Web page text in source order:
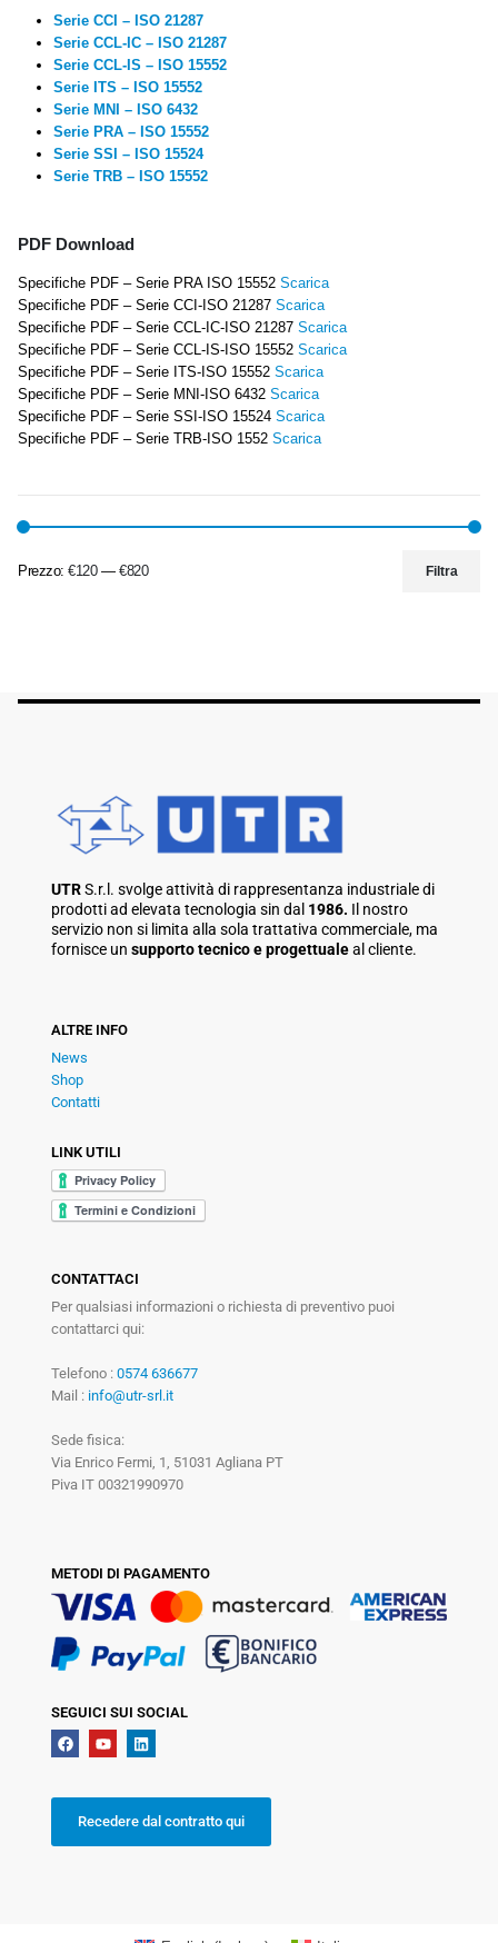
Serie CCI – ISO 21287
Serie CCL-IC – ISO 21287
Serie CCL-IS – ISO 15552
Serie ITS – ISO 15552
Serie MNI – ISO 6432
Serie PRA – ISO 15552
Serie SSI – ISO 15524
Serie TRB – ISO 15552
PDF Download
Specifiche PDF – Serie PRA ISO 15552 Scarica
Specifiche PDF – Serie CCI-ISO 21287 Scarica
Specifiche PDF – Serie CCL-IC-ISO 21287 Scarica
Specifiche PDF – Serie CCL-IS-ISO 15552 Scarica
Specifiche PDF – Serie ITS-ISO 15552 Scarica
Specifiche PDF – Serie MNI-ISO 6432 Scarica
Specifiche PDF – Serie SSI-ISO 15524 Scarica
Specifiche PDF – Serie TRB-ISO 1552 Scarica
Filtra
Prezzo:€120—€820
UTRS.r.l. svolge attività di rappresentanza industriale di
prodotti ad elevata tecnologia sin dal 1986. Il nostro
servizio non si limita alla sola trattativa commerciale, ma
fornisce un supporto tecnico e progettualeal cliente.
ALTRE INFO
News
Shop
Contatti
LINK UTILI
CONTATTACI
Per qualsiasi informazioni o richiesta di preventivo puoi
contattarci qui:
Telefono : 0574 636677
Mail : info@utr-srl.it
Sede fisica:
Via Enrico Fermi, 1, 51031 Agliana PT
Piva IT 00321990970
METODI DI PAGAMENTO
SEGUICI SUI SOCIAL
Recedere dal contratto qui